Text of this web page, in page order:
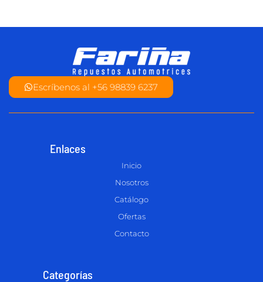
Escríbenos al +56 98839 6237
Enlaces
Inicio
Nosotros
Catálogo
Ofertas
Contacto
Categorías